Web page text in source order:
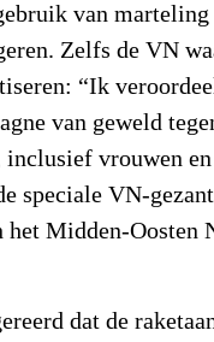
van marteling
Zelfs de VN
“Ik
van geweld
inclusief vrouwen en
speciale VN-
het Midden-Oosten
dat de